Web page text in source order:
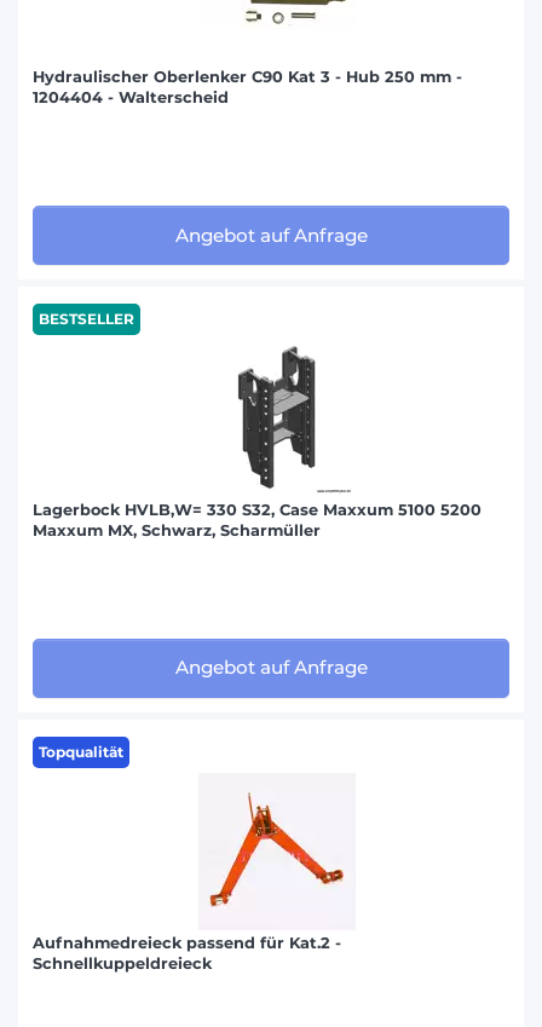
Hydraulischer Oberlenker C90 Kat 3 - Hub 250 mm -
1204404 - Walterscheid
Angebot auf Anfrage
BESTSELLER
Lagerbock HVLB,W= 330 S32, Case Maxxum 5100 5200
Maxxum MX, Schwarz, Scharmüller
Angebot auf Anfrage
Topqualität
Aufnahmedreieck passend für Kat.2 -
Schnellkuppeldreieck